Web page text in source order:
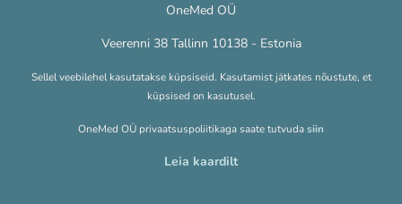
OneMed OÜ
Veerenni 38 Tallinn 10138 - Estonia
Sellel veebilehel kasutatakse küpsiseid. Kasutamist jätkates nõustute, et
küpsised on kasutusel.
OneMed OÜ privaatsuspoliitikaga saate tutvudasiin
Leia kaardilt